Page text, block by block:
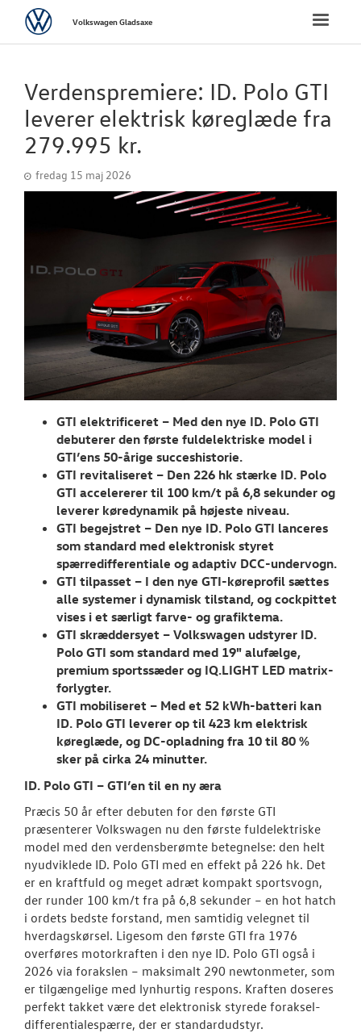
NYE
BRUGTE BILER
VÆRKSTED
SKADECENTER
TILBEHØR
RESERVEDELE
Tilmeld dig
Aktuelt
JOB OG
Toggle
VolkswagenVolkswagen Gladsaxe
Verdenspremiere: ID. Polo GTI
leverer elektrisk køreglæde fra
279.995 kr.
fredag 15 maj 2026
GTI elektrificeret – Med den nye ID. Polo GTI
debuterer den første fuldelektriske model i
GTI’ens 50-årige succeshistorie.
GTI revitaliseret – Den 226 hk stærke ID. Polo
GTI accelererer til 100 km/t på 6,8 sekunder og
leverer køredynamik på højeste niveau.
GTI begejstret – Den nye ID. Polo GTI lanceres
som standard med elektronisk styret
spærredifferentiale og adaptiv DCC-undervogn.
GTI tilpasset – I den nye GTI-køreprofil sættes
alle systemer i dynamisk tilstand, og cockpittet
vises i et særligt farve- og grafiktema.
GTI skræddersyet – Volkswagen udstyrer ID.
Polo GTI som standard med 19" alufælge,
premium sportssæder og IQ.LIGHT LED matrix-
forlygter.
GTI mobiliseret – Med et 52 kWh-batteri kan
ID. Polo GTI leverer op til 423 km elektrisk
køreglæde, og DC-opladning fra 10 til 80 %
sker på cirka 24 minutter.
ID. Polo GTI – GTI’en til en ny æra
Præcis 50 år efter debuten for den første GTI
præsenterer Volkswagen nu den første fuldelektriske
model med den verdensberømte betegnelse: den helt
nyudviklede ID. Polo GTI med en effekt på 226 hk. Det
er en kraftfuld og meget adræt kompakt sportsvogn,
der runder 100 km/t fra på 6,8 sekunder – en hot hatch
i ordets bedste forstand, men samtidig velegnet til
hverdagskørsel. Ligesom den første GTI fra 1976
overføres motorkraften i den nye ID. Polo GTI også i
2026 via forakslen – maksimalt 290 newtonmeter, som
er tilgængelige med lynhurtig respons. Kraften doseres
perfekt takket være det elektronisk styrede foraksel-
differentialespærre, der er standardudstyr.